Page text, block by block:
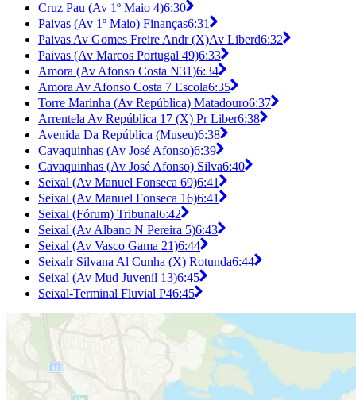
Cruz Pau (Av 1º Maio 4)6:30
Paivas (Av 1º Maio) Finanças6:31
Paivas Av Gomes Freire Andr (X)Av Liberd6:32
Paivas (Av Marcos Portugal 49)6:33
Amora (Av Afonso Costa N31)6:34
Amora Av Afonso Costa 7 Escola6:35
Torre Marinha (Av República) Matadouro6:37
Arrentela Av República 17 (X) Pr Liber6:38
Avenida Da República (Museu)6:38
Cavaquinhas (Av José Afonso)6:39
Cavaquinhas (Av José Afonso) Silva6:40
Seixal (Av Manuel Fonseca 69)6:41
Seixal (Av Manuel Fonseca 16)6:41
Seixal (Fórum) Tribunal6:42
Seixal (Av Albano N Pereira 5)6:43
Seixal (Av Vasco Gama 21)6:44
Seixalr Silvana Al Cunha (X) Rotunda6:44
Seixal (Av Mud Juvenil 13)6:45
Seixal-Terminal Fluvial P46:45